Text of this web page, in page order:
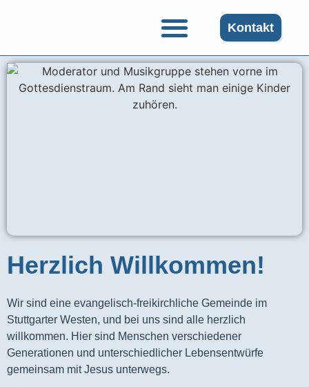
Kontakt
Herzlich Willkommen!
Wir sind eine evangelisch-freikirchliche Gemeinde im
Stuttgarter Westen, und bei uns sind alle herzlich
willkommen. Hier sind Menschen verschiedener
Generationen und unterschiedlicher Lebensentwürfe
gemeinsam mit Jesus unterwegs.